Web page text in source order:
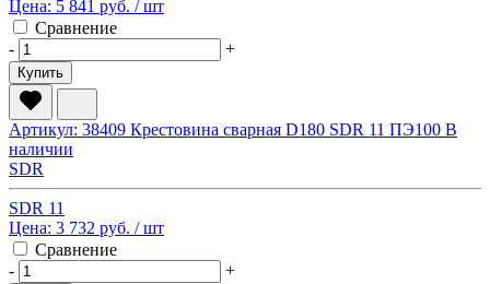
Цена: 5 841 руб. / шт
Сравнение
-
+
Купить
Артикул: 38409 Крестовина сварная D180 SDR 11 ПЭ100 В
наличии
SDR
SDR 11
Цена: 3 732 руб. / шт
Сравнение
-
+